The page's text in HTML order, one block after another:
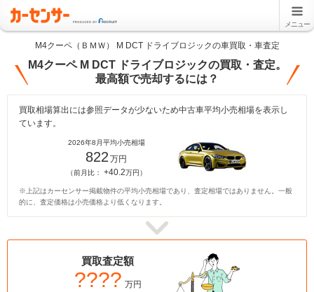
メニュー
M4クーペ（ＢＭＷ） M DCT ドライブロジックの車買取・車査定
M4クーペ M DCT ドライブロジックの買取・査定。
最高額で売却するには？
買取相場算出には参照データが少ないため中古車平均小売相場を表示し
ています。
2026年8月平均小売相場
822 万円
（前月比： +40.2万円）
※上記はカーセンサー掲載物件の平均小売相場であり、査定相場ではありません。一般
的に、査定価格は小売価格より低くなります。
買取査定額
???? 万円